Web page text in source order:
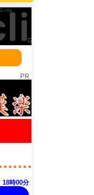
PR
18時00分